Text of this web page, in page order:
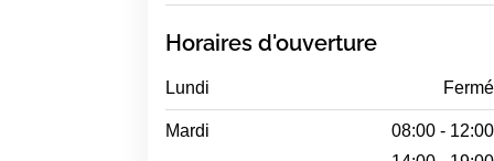
Horaires d'ouverture
Lundi Fermé
Mardi
08:00 - 12:00